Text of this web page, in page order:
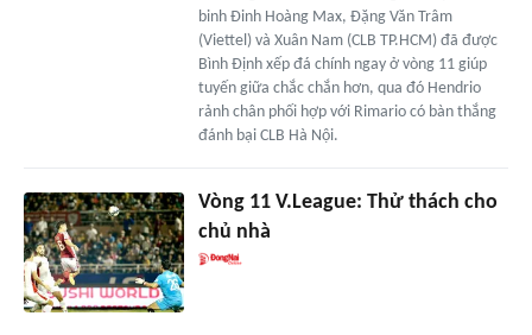
binh Đinh Hoàng Max, Đặng Văn Trâm
(Viettel) và Xuân Nam (CLB TP.HCM) đã được
Bình Định xếp đá chính ngay ở vòng 11 giúp
tuyến giữa chắc chắn hơn, qua đó Hendrio
rảnh chân phối hợp với Rimario có bàn thắng
đánh bại CLB Hà Nội.
Vòng 11 V.League: Thử thách cho
chủ nhà